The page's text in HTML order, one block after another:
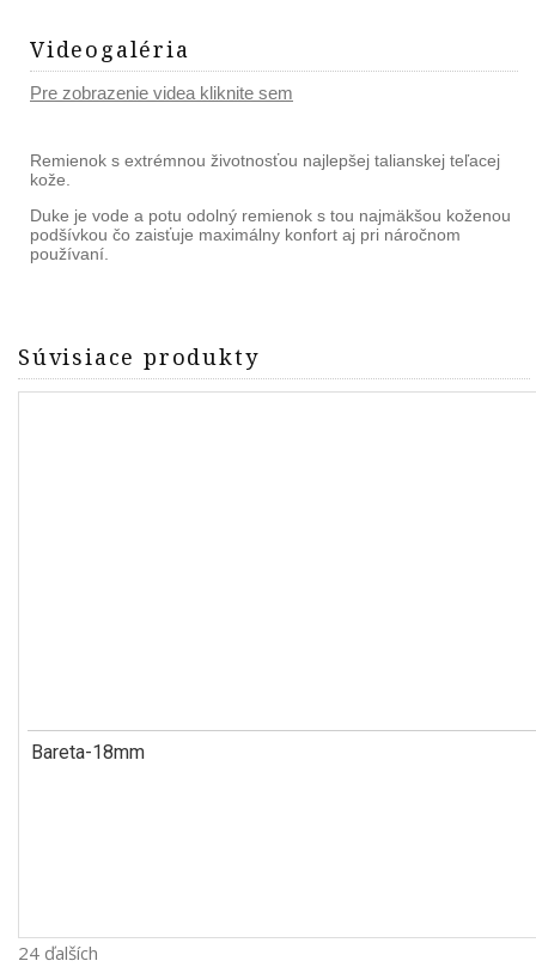
Videogaléria
Pre zobrazenie videa kliknite sem
Remienok s extrémnou životnosťou najlepšej talianskej teľacej
kože.
Duke je vode a potu odolný remienok s tou najmäkšou koženou
podšívkou čo zaisťuje maximálny konfort aj pri náročnom
používaní.
Súvisiace produkty
Bareta-18mm
24 ďalších